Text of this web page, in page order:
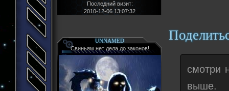
Последний визит:
2010-12-06 13:07:32
UNNAMED
Свиньям нет дела до законов!
смотри
выше.